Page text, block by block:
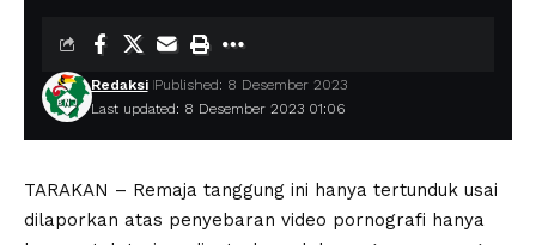
Last updated: 8 Desember 2023 01:06
Redaksi Published: 8 Desember 2023
TARAKAN – Remaja tanggung ini hanya tertunduk usai
dilaporkan atas penyebaran video pornografi hanya